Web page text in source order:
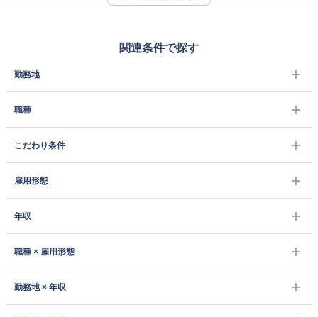
関連条件で探す
勤務地
職種
こだわり条件
雇用形態
年収
職種 × 雇用形態
勤務地 × 年収